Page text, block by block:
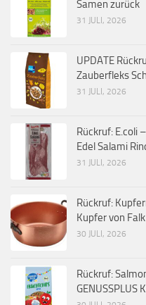
Samen zurück
31 JULI, 2026
UPDATE
Zauberfleks
31 JULI, 2026
Rückruf: E.coli
Edel Salami
31 JULI, 2026
Rückruf:
Kupfer von
30 JULI, 2026
Rückruf:
GENUSSPLUS